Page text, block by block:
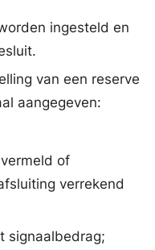
ingesteld en
van een reserve
aangegeven:
of
verrekend
signaalbedrag;